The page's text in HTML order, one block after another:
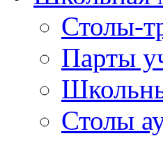
Столы-
Парты
Столы